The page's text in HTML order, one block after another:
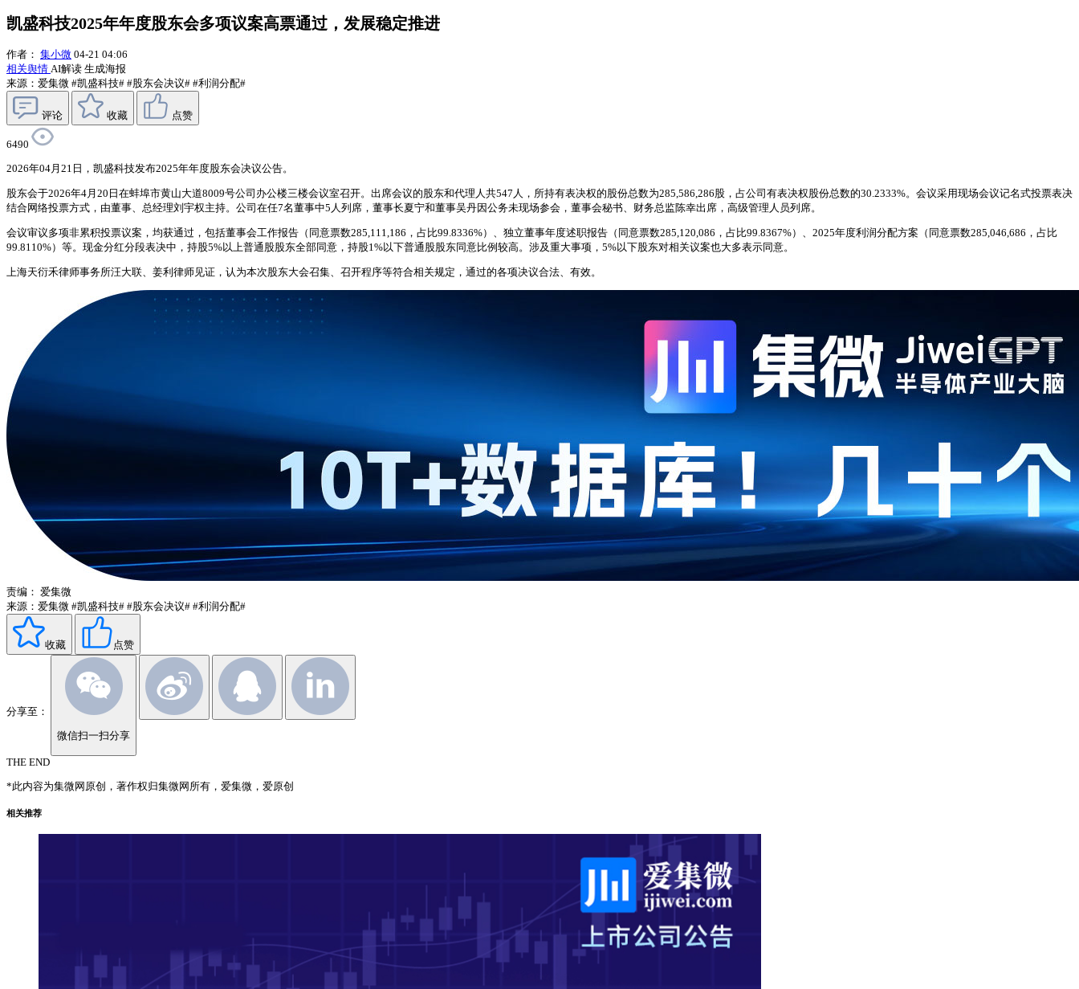
凯盛科技2025年年度股东会多项议案高票通过，发展稳定推进
作者： 集小微 04-21 04:06
相关舆情 AI解读 生成海报
来源：爱集微 #凯盛科技# #股东会决议# #利润分配#
评论 收藏 点赞
6490
2026年04月21日，凯盛科技发布2025年年度股东会决议公告。
股东会于2026年4月20日在蚌埠市黄山大道8009号公司办公楼三楼会议室召开。出席会议的股东和代理人共547人，所持有表决权的股份总数为285,586,286股，占公司有表决权股份总数的30.2333%。会议采用现场会议记名式投票表决
结合网络投票方式，由董事、总经理刘宇权主持。公司在任7名董事中5人列席，董事长夏宁和董事吴丹因公务未现场参会，董事会秘书、财务总监陈幸出席，高级管理人员列席。
会议审议多项非累积投票议案，均获通过，包括董事会工作报告（同意票数285,111,186，占比99.8336%）、独立董事年度述职报告（同意票数285,120,086，占比99.8367%）、2025年度利润分配方案（同意票数285,046,686，占比
99.8110%）等。现金分红分段表决中，持股5%以上普通股股东全部同意，持股1%以下普通股股东同意比例较高。涉及重大事项，5%以下股东对相关议案也大多表示同意。
上海天衍禾律师事务所汪大联、姜利律师见证，认为本次股东大会召集、召开程序等符合相关规定，通过的各项决议合法、有效。
责编： 爱集微
来源：爱集微 #凯盛科技# #股东会决议# #利润分配#
收藏 点赞
分享至：
微信扫一扫分享
THE END
*此内容为集微网原创，著作权归集微网所有，爱集微，爱原创
相关推荐